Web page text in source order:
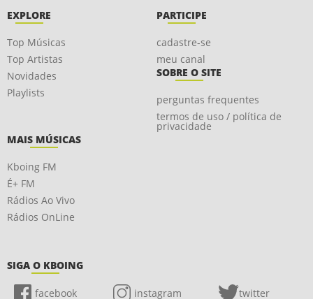
EXPLORE
Top Músicas
Top Artistas
Novidades
Playlists
PARTICIPE
cadastre-se
meu canal
SOBRE O SITE
perguntas frequentes
termos de uso / política de
privacidade
MAIS MÚSICAS
Kboing FM
É+ FM
Rádios Ao Vivo
Rádios OnLine
SIGA O KBOING
facebook instagram twitter